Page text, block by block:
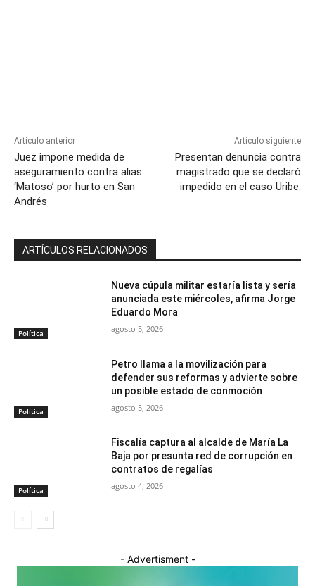
Artículo anterior
Juez impone medida de
aseguramiento contra alias
‘Matoso’ por hurto en San
Andrés
Artículo siguiente
Presentan denuncia contra
magistrado que se declaró
impedido en el caso Uribe.
ARTÍCULOS RELACIONADOS
Política
Nueva cúpula militar estaría lista y sería
anunciada este miércoles, afirma Jorge
Eduardo Mora
agosto 5, 2026
Política
Petro llama a la movilización para
defender sus reformas y advierte sobre
un posible estado de conmoción
agosto 5, 2026
Política
Fiscalía captura al alcalde de María La
Baja por presunta red de corrupción en
contratos de regalías
agosto 4, 2026
- Advertisment -